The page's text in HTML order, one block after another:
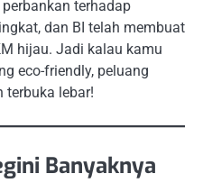
perbankan terhadap
dan BI telah membuat
hijau. Jadi kalau kamu
eco-friendly, peluang
terbuka lebar!
Banyaknya